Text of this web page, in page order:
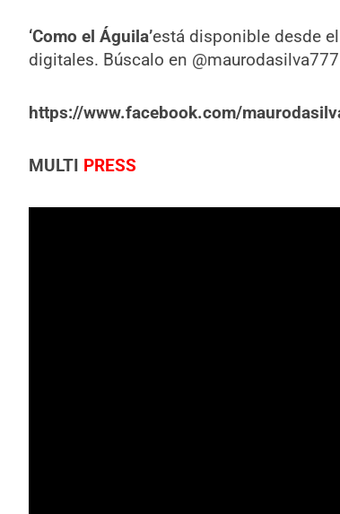
‘Como el Águila’está disponible desde
digitales. Búscalo en
https://www.facebook.com/
MULTI PRESS